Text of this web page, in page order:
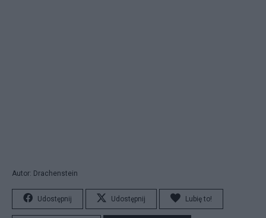
Autor: Drachenstein
Udostępnij Udostępnij Lubię to!